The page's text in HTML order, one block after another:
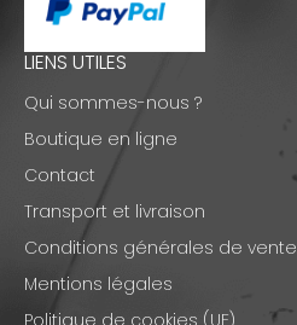
LIENS UTILES
Qui sommes-nous ?
Boutique en ligne
Contact
Transport et livraison
Conditions générales de vente
Mentions légales